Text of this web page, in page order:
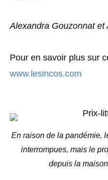
Alexandra Gouzonnat et
Pour en savoir plus sur
www.lesincos.com
En raison de la pandémie,
interrompues, mais le
depuis la